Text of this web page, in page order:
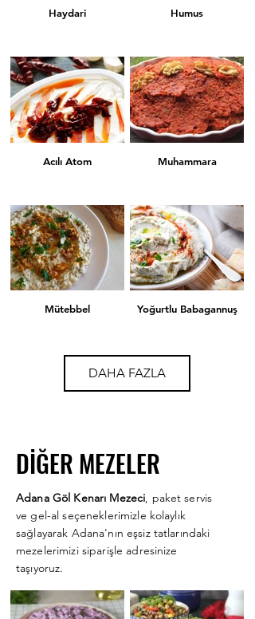
Haydari Humus
Acılı Atom Muhammara
Mütebbel Yoğurtlu Babagannuş
Rus Salatası Pembe Sultan
Havuç Tarator Yaprak Sarması
DAHA FAZLA
DİĞER MEZELER
Adana Göl Kenarı Mezeci, paket servis
ve gel-al seçeneklerimizle kolaylık
sağlayarak Adana'nın eşsiz tatlarındaki
mezelerimizi siparişle adresinize
taşıyoruz.